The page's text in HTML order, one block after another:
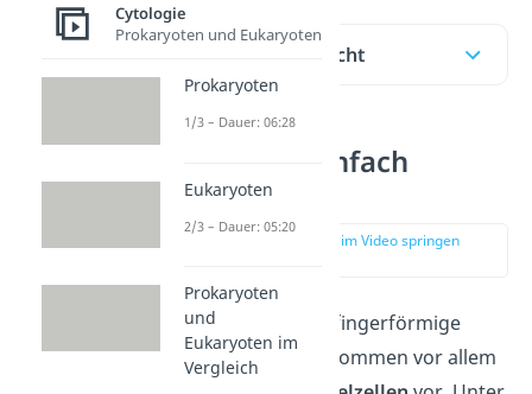
Inhaltsübersicht
Mikrovilli einfach
erklärt
zur Stelle im Video springen
Die Mikrovilli sind fingerförmige
Zellfortsätze und kommen vor allem
Cytologie
Prokaryoten und Eukaryoten
Prokaryoten
1/3 – Dauer: 06:28
Eukaryoten
2/3 – Dauer: 05:20
Prokaryoten
und
Eukaryoten im
Vergleich